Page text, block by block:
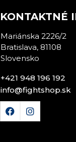
KONTAKTNÉ
Mariánska 2226/2
Bratislava, 81108
Slovensko
+421 948 196 192
info@fightshop.sk